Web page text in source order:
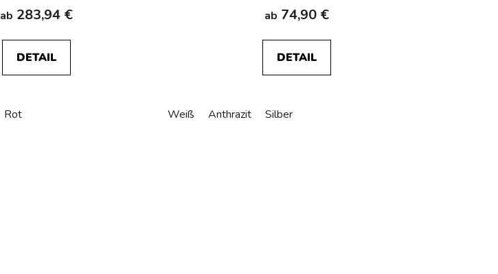
ab 283,94 €
DETAIL
Rot
ab 74,90 €
DETAIL
Weiß Anthrazit Silber